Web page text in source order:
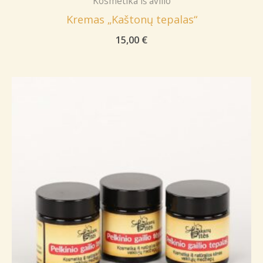
Kremas „Kaštonų tepalas“
15,00 €